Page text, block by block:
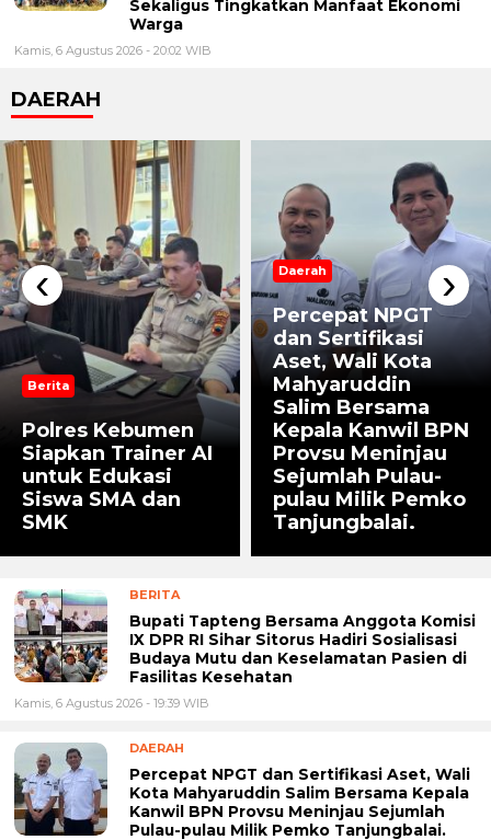
Sekaligus Tingkatkan Manfaat Ekonomi
Warga
Kamis, 6 Agustus 2026 - 20:02 WIB
DAERAH
Berita
Polres Kebumen
Siapkan Trainer AI
untuk Edukasi
Siswa SMA dan
SMK
Daerah
Percepat NPGT
dan Sertifikasi
Aset, Wali Kota
Mahyaruddin
Salim Bersama
Kepala Kanwil BPN
Provsu Meninjau
Sejumlah Pulau-
pulau Milik Pemko
Tanjungbalai.
‹ ›
BERITA
Bupati Tapteng Bersama Anggota Komisi
IX DPR RI Sihar Sitorus Hadiri Sosialisasi
Budaya Mutu dan Keselamatan Pasien di
Fasilitas Kesehatan
Kamis, 6 Agustus 2026 - 19:39 WIB
DAERAH
Percepat NPGT dan Sertifikasi Aset, Wali
Kota Mahyaruddin Salim Bersama Kepala
Kanwil BPN Provsu Meninjau Sejumlah
Pulau-pulau Milik Pemko Tanjungbalai.